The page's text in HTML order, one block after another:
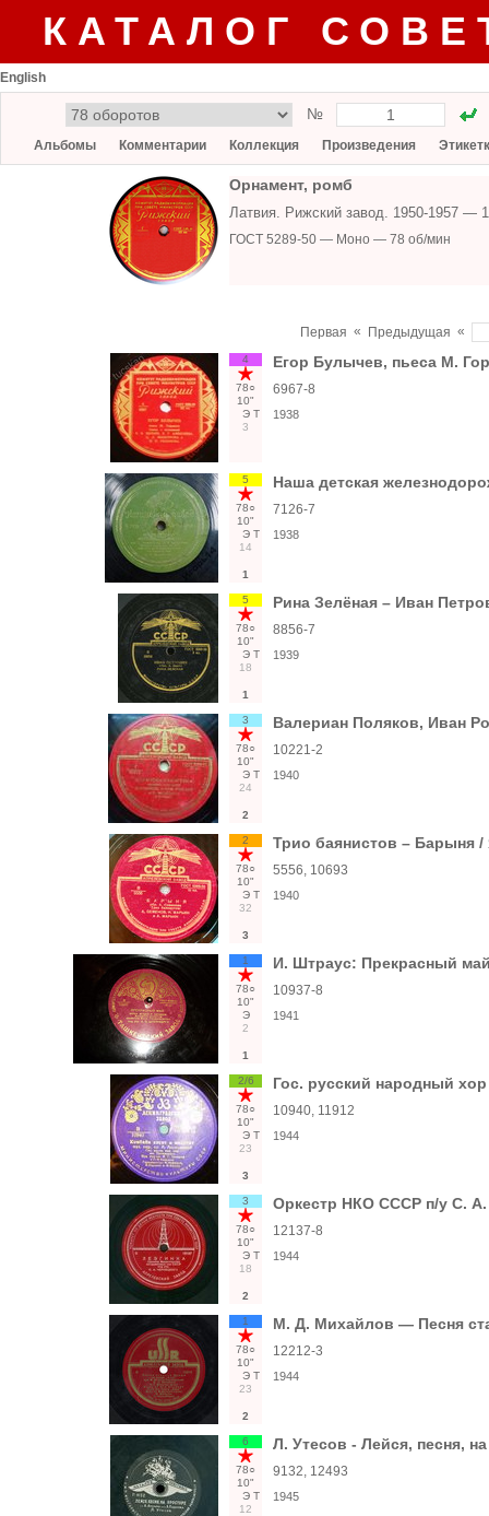
КАТАЛОГ
English
№
Альбомы Комментарии Коллекция Произведения
Орнамент, ромб
Латвия. Рижский завод. 1950-1957 —
ГОСТ 5289-50 — Моно — 78 об/мин
Первая « Предыдущая «
4
78○
10"
Э Т
3
Егор Булычев, пьеса М.
6967-8
1938
5
78○
10"
Э Т
14
1
Наша детская
7126-7
1938
5
78○
10"
Э Т
18
1
Рина Зелёная – Иван
8856-7
1939
3
78○
10"
Э Т
24
2
Валериан Поляков, Иван
10221-2
1940
2
78○
10"
Э Т
32
3
Трио баянистов – Барыня /
5556, 10693
1940
1
78○
10"
Э
2
1
И. Штраус: Прекрасный
10937-8
1941
2/6
78○
10"
Э Т
23
3
Гос. русский народный
10940, 11912
1944
3
78○
10"
Э Т
18
2
Оркестр НКО СССР п/у С. А.
12137-8
1944
1
78○
10"
Э Т
23
2
М. Д. Михайлов — Песня
12212-3
1944
6
78○
10"
Э Т
12
Л. Утесов - Лейся, песня,
9132, 12493
1945